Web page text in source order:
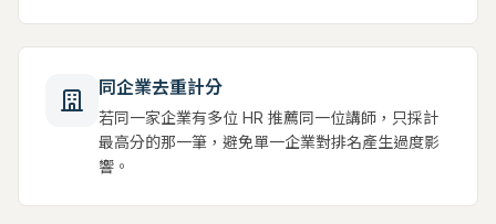
同企業去重計分
若同一家企業有多位 HR 推薦同一位講師，只採計
最高分的那一筆，避免單一企業對排名產生過度影
響。